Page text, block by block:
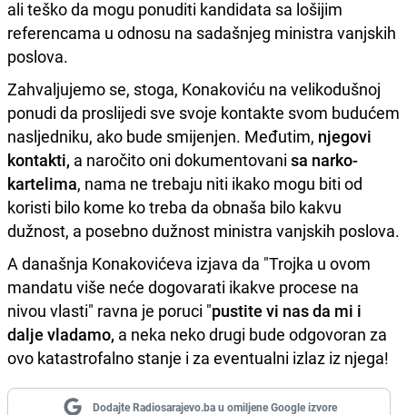
ali teško da mogu ponuditi kandidata sa lošijim
referencama u odnosu na sadašnjeg ministra vanjskih
poslova.
Zahvaljujemo se, stoga, Konakoviću na velikodušnoj
ponudi da proslijedi sve svoje kontakte svom budućem
nasljedniku, ako bude smijenjen. Međutim, njegovi
kontakti, a naročito oni dokumentovani sa narko-
kartelima, nama ne trebaju niti ikako mogu biti od
koristi bilo kome ko treba da obnaša bilo kakvu
dužnost, a posebno dužnost ministra vanjskih poslova.
A današnja Konakovićeva izjava da "Trojka u ovom
mandatu više neće dogovarati ikakve procese na
nivou vlasti" ravna je poruci "pustite vi nas da mi i
dalje vladamo, a neka neko drugi bude odgovoran za
ovo katastrofalno stanje i za eventualni izlaz iz njega!
Dodajte Radiosarajevo.ba u omiljene Google izvore